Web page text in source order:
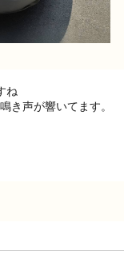
ね
き声が響いてます。